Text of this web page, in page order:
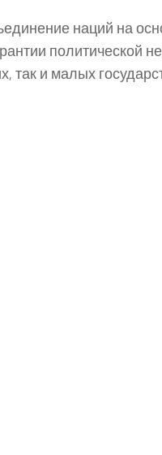
наций на
политической
так и малых